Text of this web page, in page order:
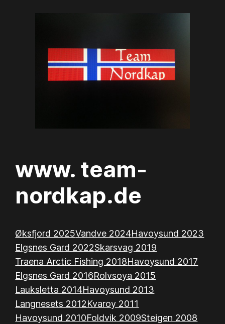
www. team-
nordkap.de
Øksfjord 2025Vandve 2024Havoysund 2023
Elgsnes Gard 2022Skarsvag 2019
Traena Arctic Fishing 2018Havoysund 2017
Elgsnes Gard 2016Rolvsoya 2015
Lauksletta 2014Havoysund 2013
Langnesets 2012Kvaroy 2011
Havoysund 2010Foldvik 2009Steigen 2008